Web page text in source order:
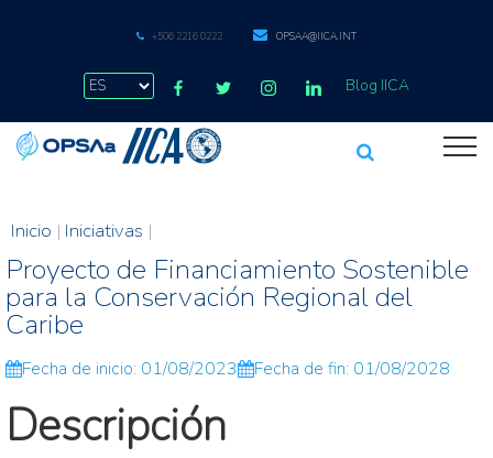
+506 2216 0222 OPSAA@IICA.INT
Blog IICA
Inicio | Iniciativas |
Proyecto de Financiamiento Sostenible
para la Conservación Regional del
Caribe
Fecha de inicio: 01/08/2023 Fecha de fin: 01/08/2028
Descripción